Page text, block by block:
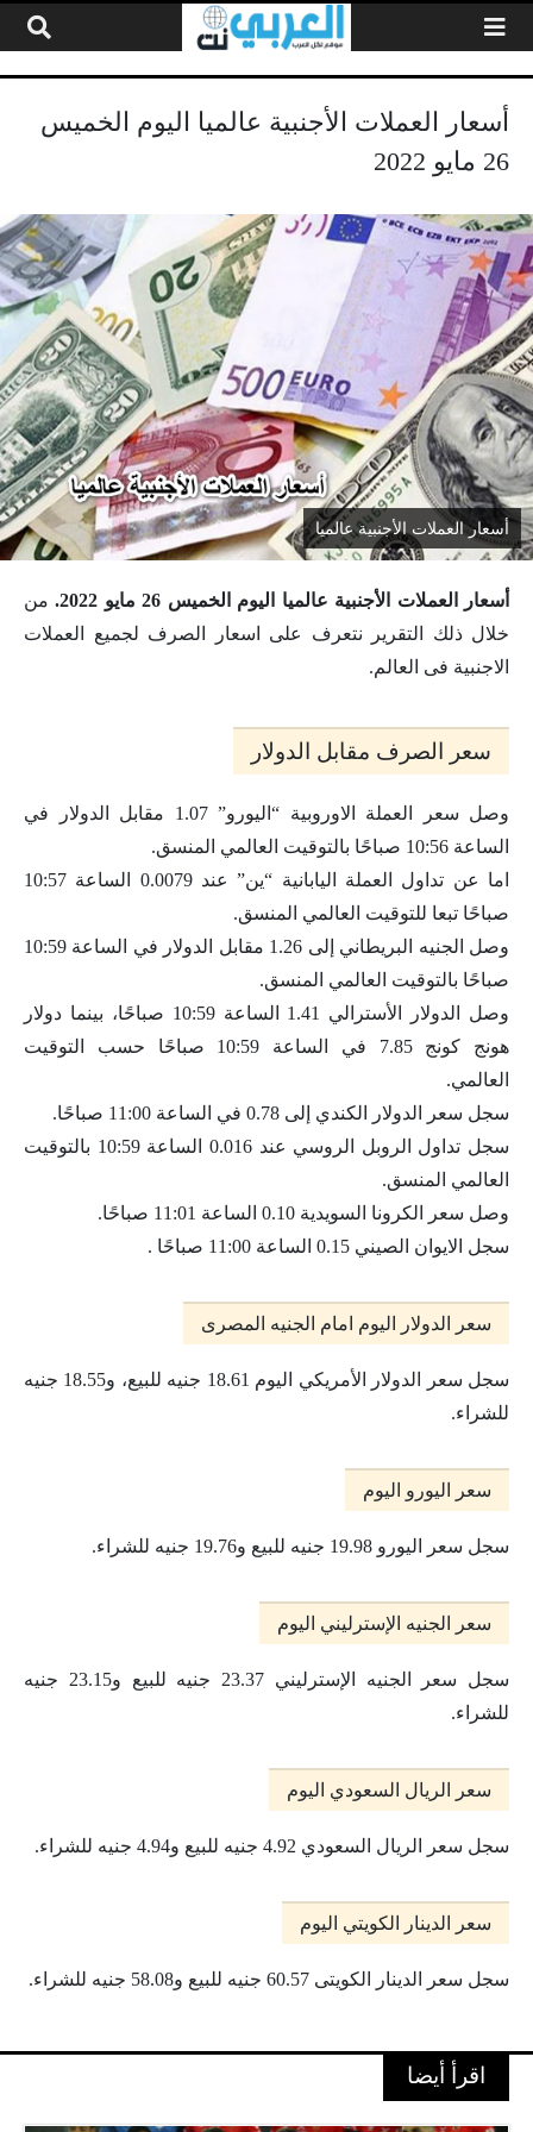
أسعار العملات الأجنبية عالميا اليوم الخميس
26 مايو 2022
أسعار العملات الأجنبية عالميا
أسعار العملات الأجنبية عالميا اليوم الخميس 26 مايو 2022.
من
خلال ذلك التقرير نتعرف على اسعار الصرف لجميع العملات
الاجنبية فى العالم.
سعر الصرف مقابل الدولار
وصل سعر العملة الاوروبية “اليورو” 1.07 مقابل الدولار في
الساعة 10:56 صباحًا بالتوقيت العالمي المنسق.
اما عن تداول العملة اليابانية “ين” عند 0.0079 الساعة 10:57
صباحًا تبعا للتوقيت العالمي المنسق.
وصل الجنيه البريطاني إلى 1.26 مقابل الدولار في الساعة 10:59
صباحًا بالتوقيت العالمي المنسق.
وصل الدولار الأسترالي 1.41 الساعة 10:59 صباحًا، بينما دولار
هونج كونج 7.85 في الساعة 10:59 صباحًا حسب التوقيت
العالمي.
سجل سعر الدولار الكندي إلى 0.78 في الساعة 11:00 صباحًا.
سجل تداول الروبل الروسي عند 0.016 الساعة 10:59 بالتوقيت
العالمي المنسق.
وصل سعر الكرونا السويدية 0.10 الساعة 11:01 صباحًا.
سجل الايوان الصيني 0.15 الساعة 11:00 صباحًا .
سعر الدولار اليوم امام الجنيه المصرى
سجل سعر الدولار الأمريكي اليوم 18.61 جنيه للبيع، و18.55 جنيه
للشراء.
سعر اليورو اليوم
سجل سعر اليورو 19.98 جنيه للبيع و19.76 جنيه للشراء.
سعر الجنيه الإسترليني اليوم
سجل سعر الجنيه الإسترليني 23.37 جنيه للبيع و23.15 جنيه
للشراء.
سعر الريال السعودي اليوم
سجل سعر الريال السعودي 4.92 جنيه للبيع و4.94 جنيه للشراء.
سعر الدينار الكويتي اليوم
سجل سعر الدينار الكويتى 60.57 جنيه للبيع و58.08 جنيه للشراء.
اقرأ أيضا